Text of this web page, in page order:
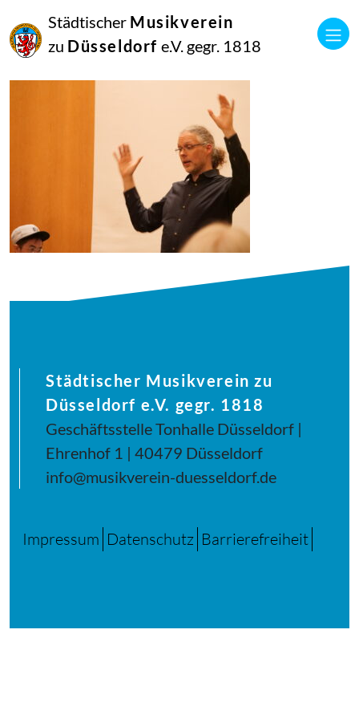
Städtischer Musikverein
zu Düsseldorf e.V. gegr. 1818
Oktober
2024
Manfred Hill
Städtischer Musikverein zu
Düsseldorf e.V. gegr. 1818
Geschäftsstelle Tonhalle Düsseldorf |
Ehrenhof 1 | 40479 Düsseldorf
info@musikverein-duesseldorf.de
Impressum Datenschutz Barrierefreiheit